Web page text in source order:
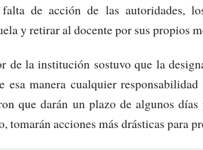
de acción de las autoridades,
y retirar al docente por sus propios
de la institución sostuvo que la
esa manera cualquier
que darán un plazo de algunos
tomarán acciones más drásticas para